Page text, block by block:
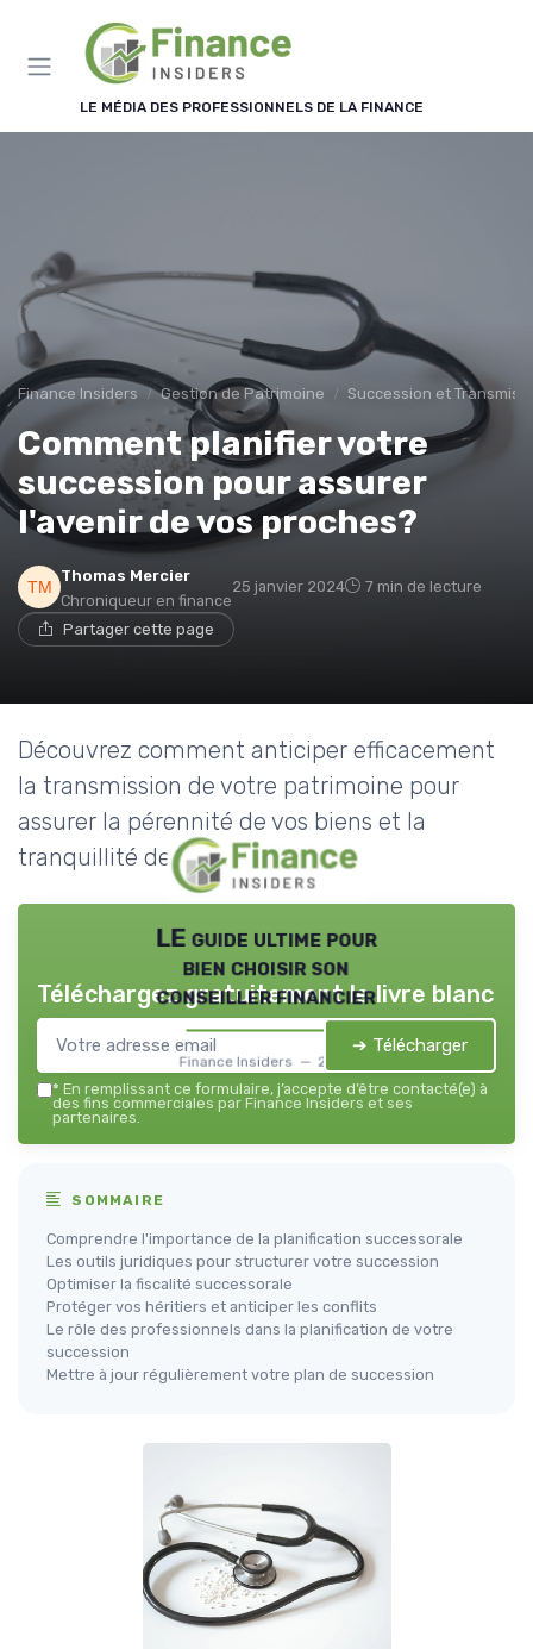
LE MÉDIA DES PROFESSIONNELS DE LA FINANCE
Finance Insiders Gestion de Patrimoine Succession et
Comment planifier votre
succession pour assurer
l'avenir de vos proches?
Thomas Mercier
Chroniqueur en finance
25 janvier 2024 7 min de lecture
Partager cette page
Découvrez comment anticiper efficacement
la transmission de votre patrimoine pour
assurer la pérennité de vos biens et la
tranquillité de vos proches.
LE guide ultime pour
bien choisir son
conseiller financier
Finance Insiders — 2026
Téléchargez gratuitement le livre blanc
➔ Télécharger
* En remplissant ce formulaire, j’accepte d’être contacté(e) à
des fins commerciales par Finance Insiders et ses
partenaires.
SOMMAIRE
Comprendre l'importance de la planification successorale
Les outils juridiques pour structurer votre succession
Optimiser la fiscalité successorale
Protéger vos héritiers et anticiper les conflits
Le rôle des professionnels dans la planification de votre
succession
Mettre à jour régulièrement votre plan de succession